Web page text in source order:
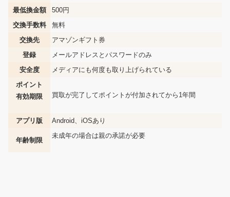
最低換金額
500円
交換手数料
無料
交換先
アマゾンギフト券
登録
メールアドレスとパスワードのみ
安全度
メディアにも何度も取り上げられている
ポイント
有効期限
買取が完了してポイントが付加されてから1年間
アプリ版 Android、iOSあり
年齢制限
未成年の場合は親の承諾が必要